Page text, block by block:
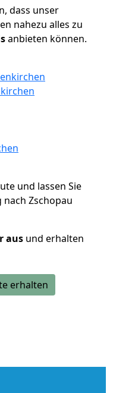
dass unser
nahezu alles zu
anbieten können.
und lassen Sie
Zschopau
aus und erhalten
erhalten